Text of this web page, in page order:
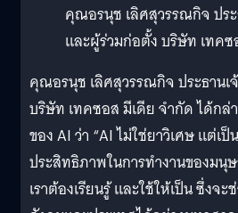
คุณอรนุช เลิศสุวรรณกิจ ปร
และผู้ร่วมก่อตั้ง บริษัท เทค
คุณอรนุช เลิศสุวรรณกิจ ประธาน
บริษัท เทคซอส มีเดีย จำกัด ได้ก
ของ AI ว่า “AI ไม่ใช่ยาวิเศษ แต่เ
ประสิทธิภาพในการทำงานของม
เราต้องเรียนรู้ และใช้ให้เป็น ซึ่งจ